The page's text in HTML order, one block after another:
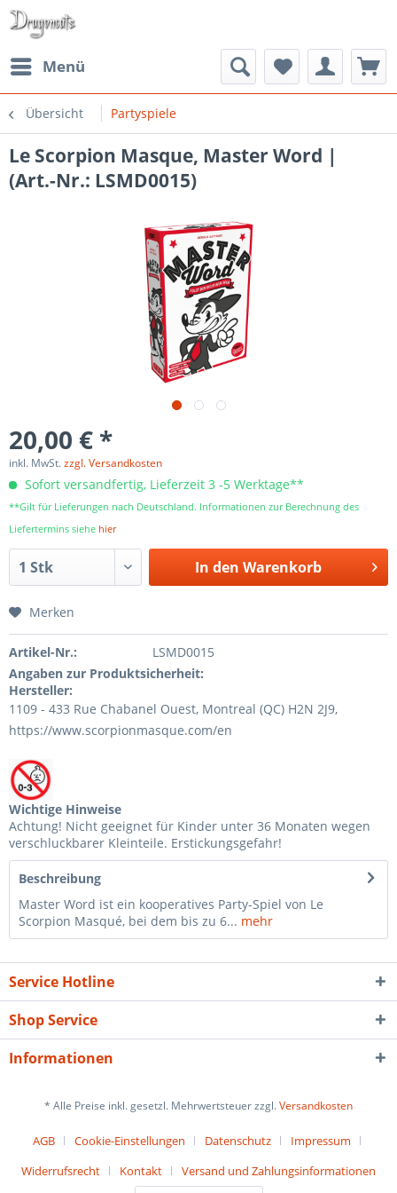
Menü
Übersicht Partyspiele
Le Scorpion Masque, Master Word |
(Art.-Nr.: LSMD0015)
20,00 € *
inkl. MwSt.zzgl. Versandkosten
Sofort versandfertig, Lieferzeit 3 -5 Werktage**
**Gilt für Lieferungen nach Deutschland. Informationen zur Berechnung des
Liefertermins siehe hier
In den Warenkorb
Merken
Artikel-Nr.:
LSMD0015
Angaben zur Produktsicherheit:
Hersteller:
1109 - 433 Rue Chabanel Ouest, Montreal (QC) H2N 2J9,
https://www.scorpionmasque.com/en
Wichtige Hinweise
Achtung! Nicht geeignet für Kinder unter 36 Monaten wegen
verschluckbarer Kleinteile. Erstickungsgefahr!
Beschreibung
Master Word ist ein kooperatives Party-Spiel von Le
Scorpion Masqué, bei dem bis zu 6... mehr
Service Hotline
Shop Service
Informationen
* Alle Preise inkl. gesetzl. Mehrwertsteuer zzgl.Versandkosten
AGB Cookie-Einstellungen Datenschutz
Impressum
Widerrufsrecht
Kontakt Versand und Zahlungsinformationen